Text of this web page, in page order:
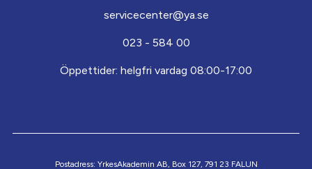
servicecenter@ya.se
023 - 584 00
Öppettider: helgfri vardag 08:00-17:00
Postadress: YrkesAkademin AB, Box 127, 791 23 FALUN